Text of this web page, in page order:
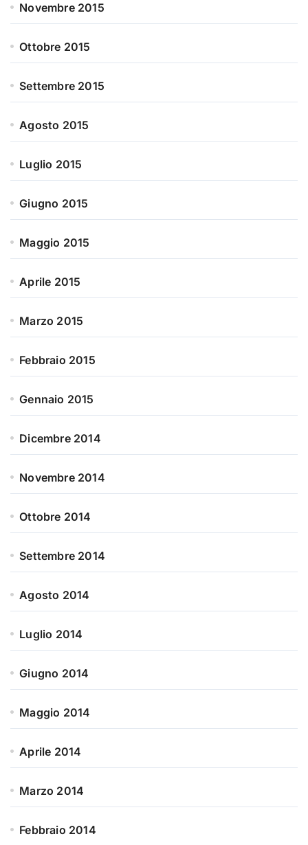
Novembre 2015
Ottobre 2015
Settembre 2015
Agosto 2015
Luglio 2015
Giugno 2015
Maggio 2015
Aprile 2015
Marzo 2015
Febbraio 2015
Gennaio 2015
Dicembre 2014
Novembre 2014
Ottobre 2014
Settembre 2014
Agosto 2014
Luglio 2014
Giugno 2014
Maggio 2014
Aprile 2014
Marzo 2014
Febbraio 2014